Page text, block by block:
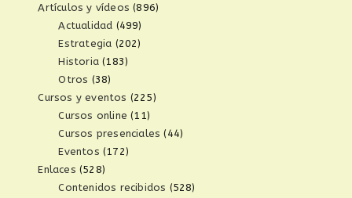
Artículos y vídeos (896)
Actualidad (499)
Estrategia (202)
Historia (183)
Otros (38)
Cursos y eventos (225)
Cursos online (11)
Cursos presenciales (44)
Eventos (172)
Enlaces (528)
Contenidos recibidos (528)